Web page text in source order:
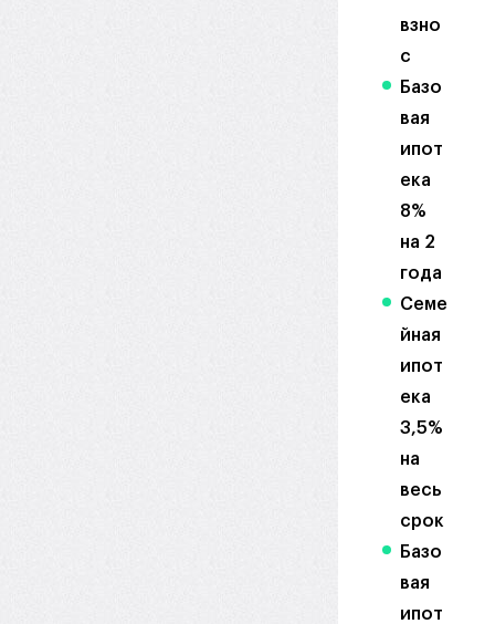
взно
с
Базо
вая
ипот
ека
8%
на 2
года
Семе
йная
ипот
ека
3,5%
на
весь
срок
Базо
вая
ипот